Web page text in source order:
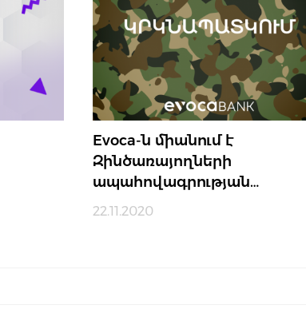
Evoca-ն միանում է
Զինծառայողների
ապահովագրության…
22.11.2020